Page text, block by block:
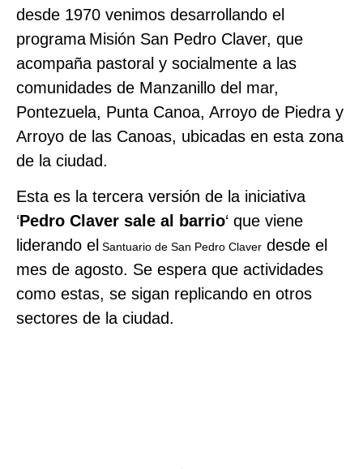
desde 1970 venimos desarrollando el
programa Misión San Pedro Claver, que
acompaña pastoral y socialmente a las
comunidades de Manzanillo del mar,
Pontezuela, Punta Canoa, Arroyo de Piedra y
Arroyo de las Canoas, ubicadas en esta zona
de la ciudad.
Esta es la tercera versión de la iniciativa
‘Pedro Claver sale al barrio‘ que viene
liderando el Santuario de San Pedro Claver desde el
mes de agosto. Se espera que actividades
como estas, se sigan replicando en otros
sectores de la ciudad.